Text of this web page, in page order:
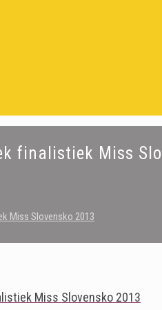
finalistiek Miss
Miss Slovensko 2013
Miss Slovensko 2013